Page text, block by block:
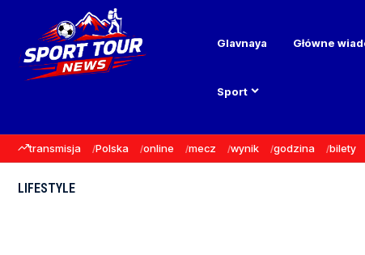
Glavnaya Główne
Sport
transmisja Polska online mecz wynik godzina bilety
LIFESTYLE